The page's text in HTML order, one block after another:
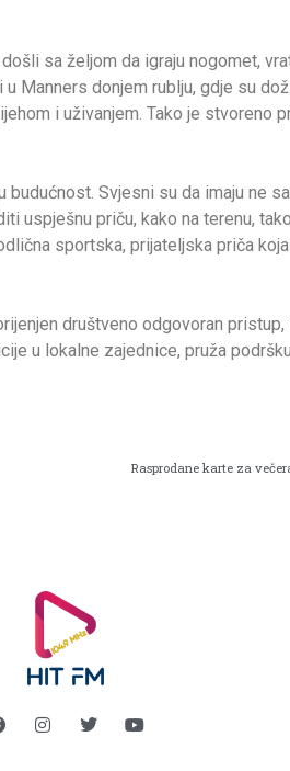
sa željom da igraju nogomet,
Manners donjem rublju, gdje su
i uživanjem. Tako je stvoreno
Svjesni su da imaju ne
priču, kako na terenu,
sportska, prijateljska priča
društveno odgovoran pristup,
u lokalne zajednice, pruža
Rasprodane karte za